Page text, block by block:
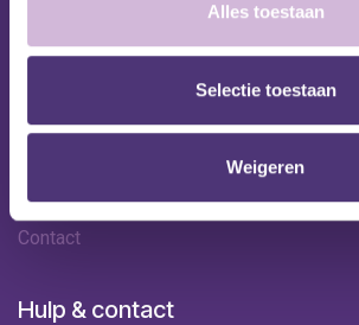
Alles toestaan
Selectie toestaan
Weigeren
Nuttige links
Huren
Onze locaties
Contact
Hulp & contact